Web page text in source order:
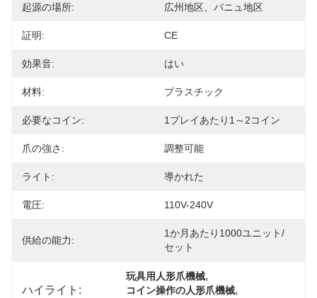
起源の場所: 広州地区、パニュ地区
証明: CE
効果音: はい
材料: プラスチック
必要なコイン: 1プレイあたり1～2コイン
爪の強さ: 調整可能
ライト: 導かれた
電圧: 110V-240V
供給の能力:
1か月あたり1000ユニット/
セット
ハイライト:
玩具用人形爪機械,
コイン操作の人形爪機械,